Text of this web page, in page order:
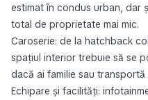
estimat în condus urban, dar
total de proprietate mai mic.
Caroserie: de la hatchback
spațiul interior trebuie să se
dacă ai familie sau
Echipare și facilități: